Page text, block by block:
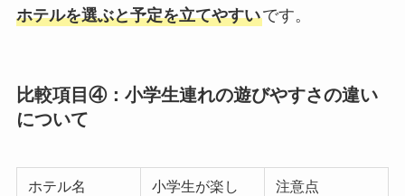
ホテルを選ぶと予定を立てやすいです。
比較項目④：小学生連れの遊びやすさの違い
について
ホテル名
小学生が楽し
注意点